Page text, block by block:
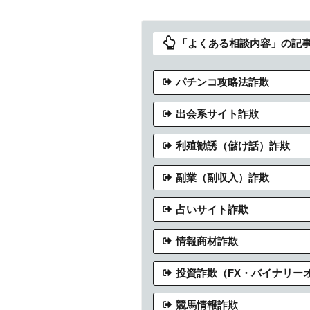
「よくある相談内容」の記
パチンコ攻略法詐欺
出会系サイト詐欺
利殖勧誘（儲け話）詐欺
副業（副収入）詐欺
占いサイト詐欺
情報商材詐欺
投資詐欺（FX・バイナリー
競馬情報詐欺